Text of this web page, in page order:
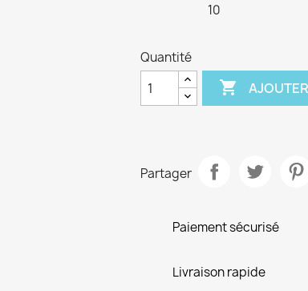
10
Quantité

Partager
Paiement sécurisé
Livraison rapide